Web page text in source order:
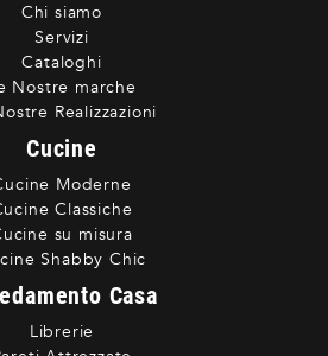
Chi siamo
Servizi
Cataloghi
Nostre marche
Realizzazioni
Cucine
Moderne
Classiche
su misura
Shabby Chic
Casa
Librerie